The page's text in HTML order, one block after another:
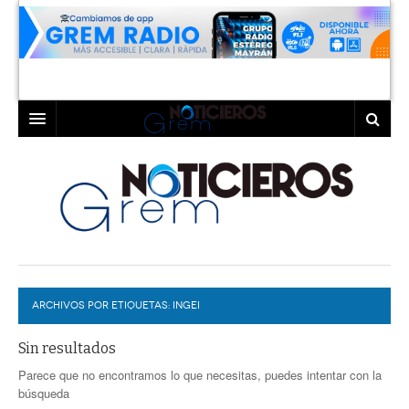
LAGUNA
TORREÓN
GÓMEZ PALACIO
LERDO
COAHUILA
DURANGO
DEPORTES
PROGRAMAS
EXA
COLABORADORES
ARCHIVOS POR ETIQUETAS: INGEI
Sin resultados
Parece que no encontramos lo que necesitas, puedes intentar con la
búsqueda